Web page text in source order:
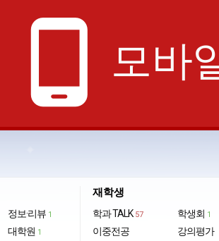
phone_android 모바
정보·리뷰 1
대학원 1
재학생
학과 TALK 57
이중전공
학생회 1
강의평가